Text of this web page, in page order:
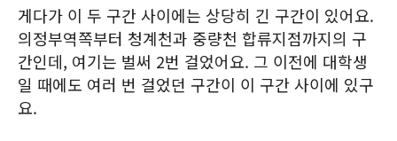
게다가 이 두 구간 사이에는 상당히 긴 구간이 있어요.
의정부역쪽부터 청계천과 중량천 합류지점까지의 구
간인데, 여기는 벌써 2번 걸었어요. 그 이전에 대학생
일 때에도 여러 번 걸었던 구간이 이 구간 사이에 있구
요.